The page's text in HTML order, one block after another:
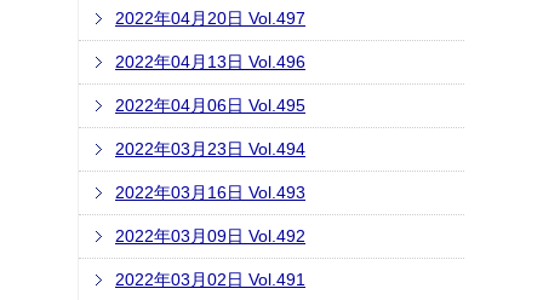
2022年04月20日 Vol.497
2022年04月13日 Vol.496
2022年04月06日 Vol.495
2022年03月23日 Vol.494
2022年03月16日 Vol.493
2022年03月09日 Vol.492
2022年03月02日 Vol.491